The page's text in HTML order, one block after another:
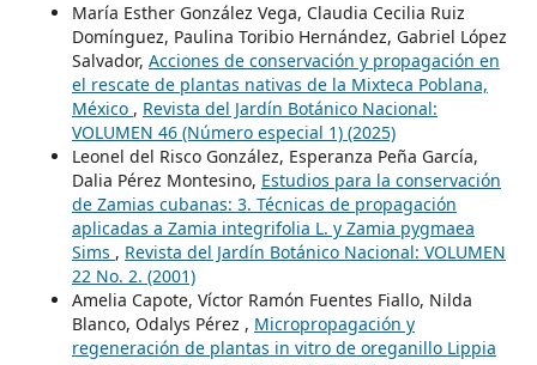
María Esther González Vega, Claudia Cecilia Ruiz
Domínguez, Paulina Toribio Hernández, Gabriel López
Salvador, Acciones de conservación y propagación en
el rescate de plantas nativas de la Mixteca Poblana,
México , Revista del Jardín Botánico Nacional:
VOLUMEN 46 (Número especial 1) (2025)
Leonel del Risco González, Esperanza Peña García,
Dalia Pérez Montesino, Estudios para la conservación
de Zamias cubanas: 3. Técnicas de propagación
aplicadas a Zamia integrifolia L. y Zamia pygmaea
Sims , Revista del Jardín Botánico Nacional: VOLUMEN
22 No. 2. (2001)
Amelia Capote, Víctor Ramón Fuentes Fiallo, Nilda
Blanco, Odalys Pérez , Micropropagación y
regeneración de plantas in vitro de oreganillo Lippia